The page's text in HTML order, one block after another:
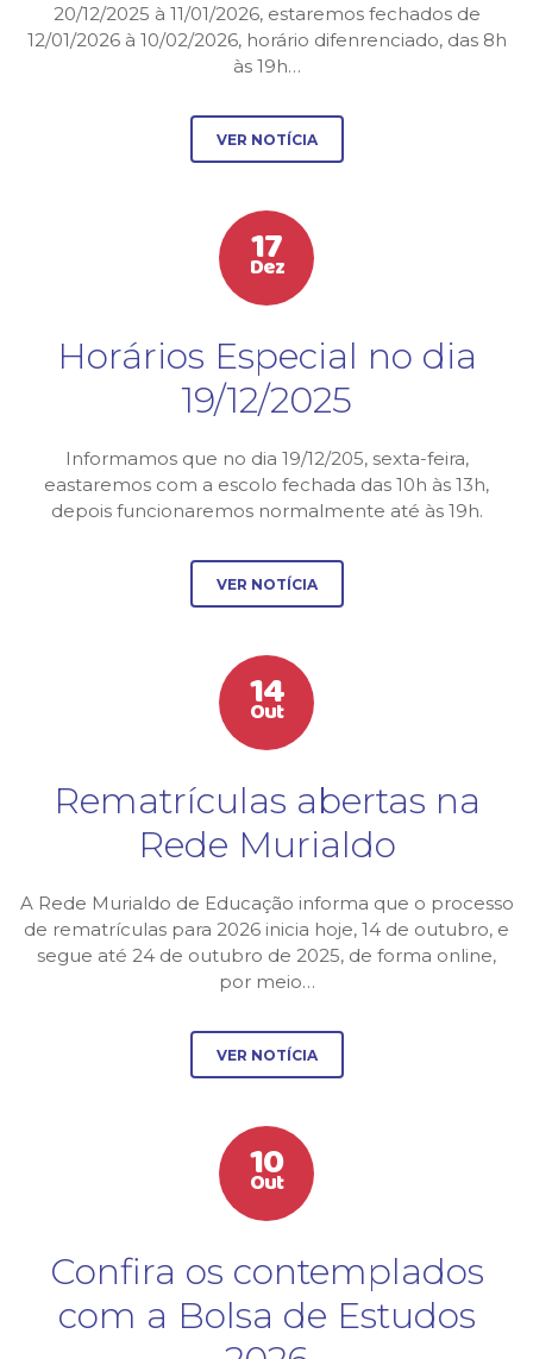
20/12/2025 à 11/01/2026, estaremos fechados de
12/01/2026 à 10/02/2026, horário difenrenciado, das 8h
às 19h…
VER NOTÍCIA
17
Dez
Horários Especial no dia
19/12/2025
Informamos que no dia 19/12/205, sexta-feira,
eastaremos com a escolo fechada das 10h às 13h,
depois funcionaremos normalmente até às 19h.
VER NOTÍCIA
14
Out
Rematrículas abertas na
Rede Murialdo
A Rede Murialdo de Educação informa que o processo
de rematrículas para 2026 inicia hoje, 14 de outubro, e
segue até 24 de outubro de 2025, de forma online,
por meio…
VER NOTÍCIA
10
Out
Confira os contemplados
com a Bolsa de Estudos